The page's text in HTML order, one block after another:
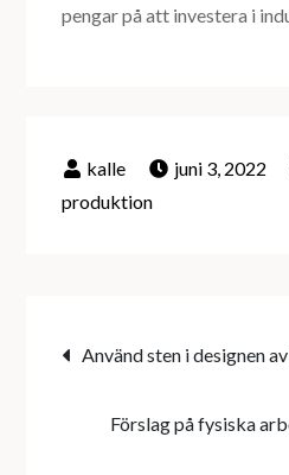
pengar på att investera i
juni 3, 2022
produktion
Använd sten i designen
Förslag på fysiska